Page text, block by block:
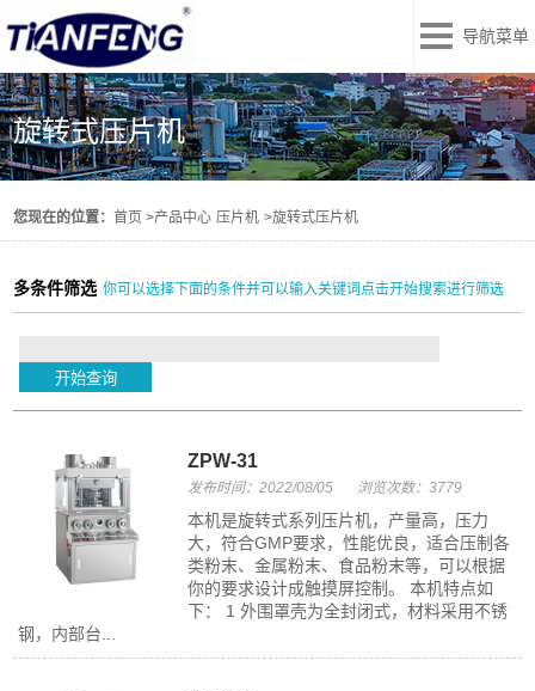
导航菜单
旋转式压片机
您现在的位置：首页 >产品中心 压片机 >旋转式压片机
多条件筛选 你可以选择下面的条件并可以输入关键词点击开始搜索进行筛选
ZPW-31
发布时间：2022/08/05 浏览次数：3779
本机是旋转式系列压片机，产量高，压力
大，符合GMP要求，性能优良，适合压制各
类粉末、金属粉末、食品粉末等，可以根据
你的要求设计成触摸屏控制。 本机特点如
下： 1 外围罩壳为全封闭式，材料采用不锈
钢，内部台...